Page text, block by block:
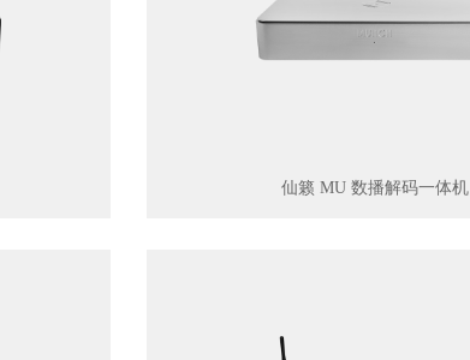
仙籁 MU 数播解码一体机